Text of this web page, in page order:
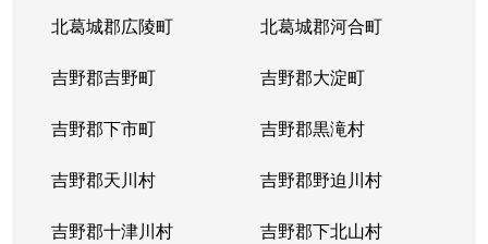
北葛城郡広陵町 北葛城郡河合町
吉野郡吉野町 吉野郡大淀町
吉野郡下市町 吉野郡黒滝村
吉野郡天川村 吉野郡野迫川村
吉野郡十津川村 吉野郡下北山村